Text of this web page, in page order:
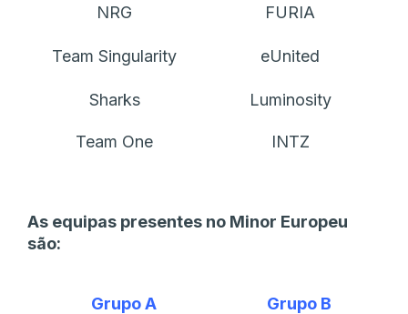
NRG FURIA
Team Singularity eUnited
Sharks Luminosity
Team One INTZ
As equipas presentes no Minor Europeu
são:
Grupo A Grupo B